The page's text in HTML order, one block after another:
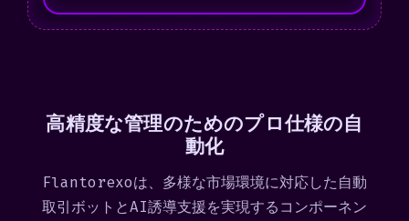
S
e
1
高精度な管理のためのプロ仕様の自
動化
Flantorexoは、多様な市場環境に対応した自動
取引ボットとAI誘導支援を実現するコンポーネン